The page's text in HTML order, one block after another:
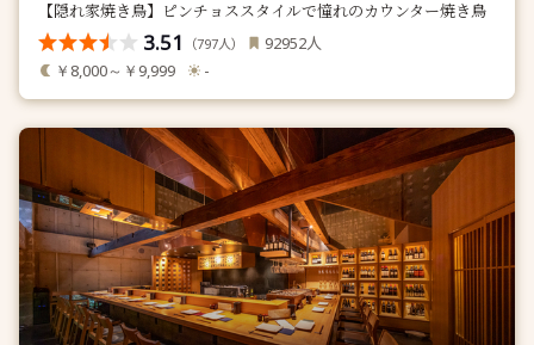
【隠れ家焼き鳥】ピンチョススタイルで憧れのカウンター焼き鳥
3.51 （797人） 92952人
￥8,000～￥9,999 -